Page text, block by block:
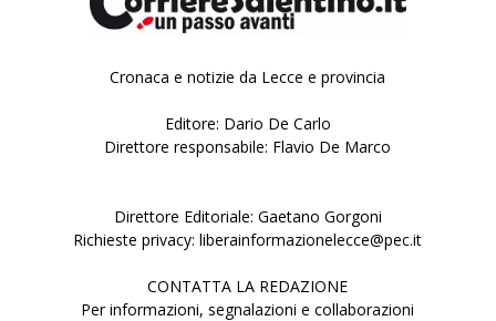
Cronaca e notizie da Lecce e provincia
Editore: Dario De Carlo
Direttore responsabile: Flavio De Marco
Direttore Editoriale: Gaetano Gorgoni
Richieste privacy: liberainformazionelecce@pec.it
CONTATTA LA REDAZIONE
Per informazioni, segnalazioni e collaborazioni